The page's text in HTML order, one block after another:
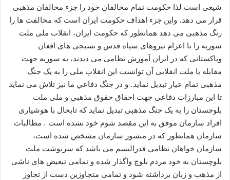
شیعی است لذا حکومت تمام مخالفان خود را جزء مخالفان مذهبی
قرار می دهد. واین جزء اهداف حکومت ایران است که مخالفت ها را
رنگ مذهبی می دهد همانطور که حکومت ایران، انقلاب ملی ملت
سوریه را با اعزام نیروهای سپاه قدس و بسیجی های افغان
وپاکستانی که در ایران آموزش نظامی می دیدند، به سوریه جهت
مقابله با ملت انقلابی آن توانست این انقلاب ملی را به یک جنگ
مذهبی تمام عیار تبدیل نماید. و در جنگ دفاعي ما نیز تلاش می نماید
تا این مبارزات دفاعی جهت احقاق حقوق مذهبی و ملی ملت
بلوچستان را به یک جنگ مذهبی تبدیل نماید که تابحال با هوشیاری
افراد سازمان موفق به این مقصد شوم خود نشده است . مطالبات
سازمان همانطور که در منشور سازمان مشخص شده است،
سازمان خواهان نظامي فدرالیسم می باشد که سرنوشت ملت
بلوچستان به خود مردم بلوچ واگذار شده و تمامی تبعیض های ناشی
از مذهب و زبان برداشته شود و تمامی متجاوزین دست از تجاوز